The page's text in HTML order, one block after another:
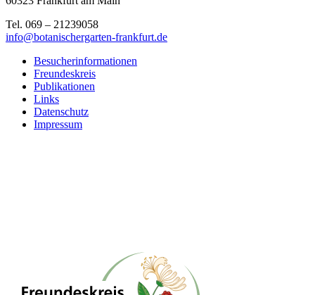
Tel. 069 – 21239058
info@botanischergarten-frankfurt.de
Besucherinformationen
Freundeskreis
Publikationen
Links
Datenschutz
Impressum